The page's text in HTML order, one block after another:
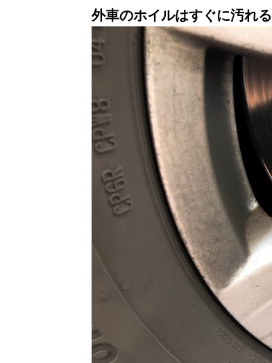
外車のホイルはすぐに汚れる